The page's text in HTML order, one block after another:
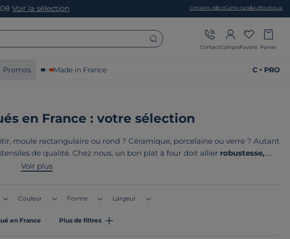
Voir la sélection Conseils décoCarte cadeauBoutique
ContactCompteFavoris Panier
Promos Made in France C • PRO
en France : votre sélection
moule rectangulaire ou rond ? Céramique, porcelaine ou verre ? Autant
de qualité. Chez nous, un bon plat à four doit allier robustesse,
familiales. Le point commun de nos produits ? Ils sont tous
Voir plus
Couleur Forme Largeur
en France Plus de filtres